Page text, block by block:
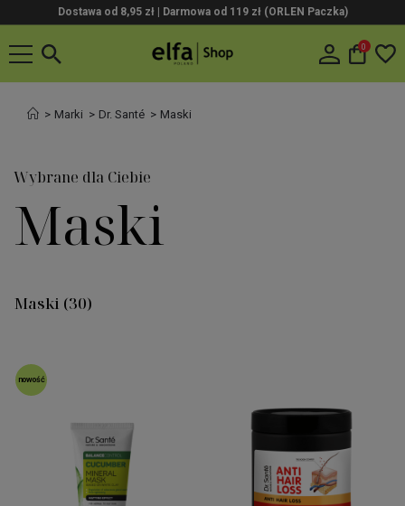
Dostawa od 8,95 zł | Darmowa od 119 zł (ORLEN Paczka)
0
Marki Dr. Santé Maski
Wybrane dla Ciebie
Maski
Maski (30)
nowość